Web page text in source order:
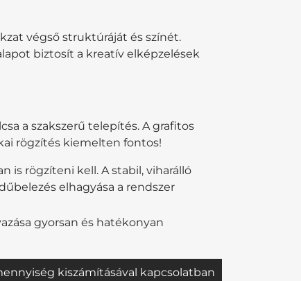
végső struktúráját és színét.
biztosít a kreatív elképzelések
a szakszerű telepítés. A grafitos
rögzítés kiemelten fontos!
is rögzíteni kell. A stabil, viharálló
elhagyása a rendszer
gyorsan és hatékonyan
kiszámításával kapcsolatban